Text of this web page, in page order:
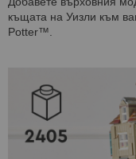
къщата на Уизли към
Potter™.